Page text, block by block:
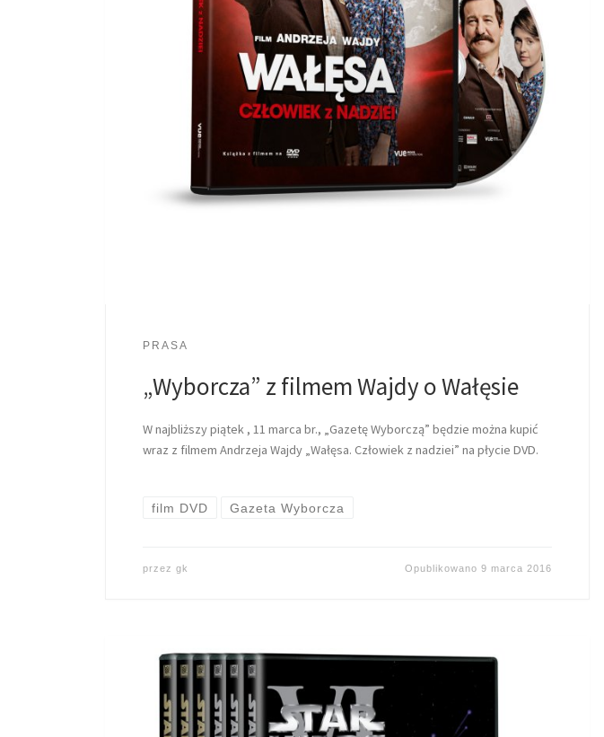
PRASA
„Wyborcza” z filmem Wajdy o Wałęsie
W najbliższy piątek , 11 marca br., „Gazetę Wyborczą” będzie można kupić
wraz z filmem Andrzeja Wajdy „Wałęsa. Człowiek z nadziei” na płycie DVD.
film DVD Gazeta Wyborcza
przez gk Opublikowano 9 marca 2016